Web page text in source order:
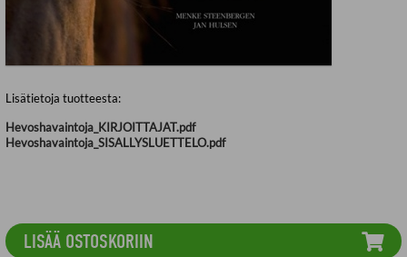
LISÄÄ OSTOSKORIIN
Lisätietoja tuotteesta:
Hevoshavaintoja_KIRJOITTAJAT.pdf
Hevoshavaintoja_SISALLYSLUETTELO.pdf